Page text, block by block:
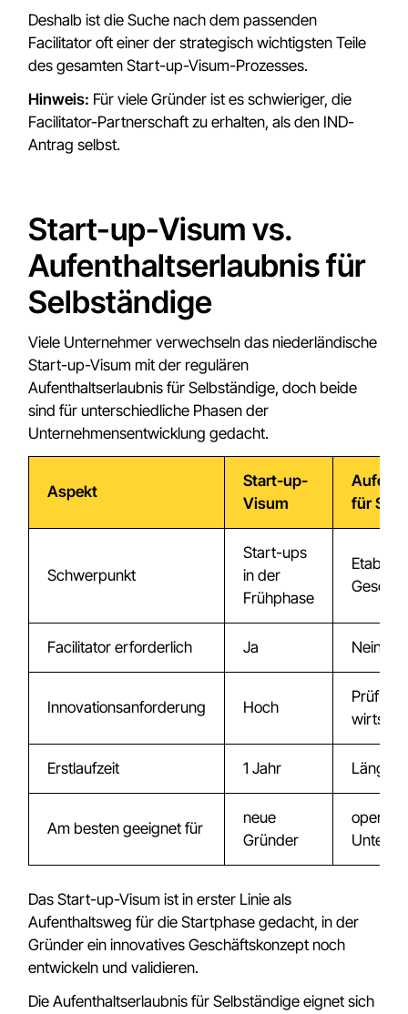
Deshalb ist die Suche nach dem passenden
Facilitator oft einer der strategisch wichtigsten Teile
des gesamten Start-up-Visum-Prozesses.
Hinweis: Für viele Gründer ist es schwieriger, die
Facilitator-Partnerschaft zu erhalten, als den IND-
Antrag selbst.
Start-up-Visum vs.
Aufenthaltserlaubnis für
Selbständige
Viele Unternehmer verwechseln das niederländische
Start-up-Visum mit der regulären
Aufenthaltserlaubnis für Selbständige, doch beide
sind für unterschiedliche Phasen der
Unternehmensentwicklung gedacht.
Aspekt
Start-up-
Visum
für
Schwerpunkt
Start-ups
in der
Frühphase
Facilitator erforderlich Ja Nein
Innovationsanforderung Hoch
Erstlaufzeit 1 Jahr
Am besten geeignet für
neue
Gründer
Das Start-up-Visum ist in erster Linie als
Aufenthaltsweg für die Startphase gedacht, in der
Gründer ein innovatives Geschäftskonzept noch
entwickeln und validieren.
Die Aufenthaltserlaubnis für Selbständige eignet sich